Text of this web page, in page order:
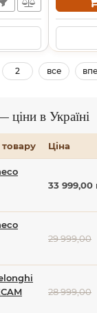
2 все
в Україні
Ціна
33 999,00
29 999,00
28 999,00